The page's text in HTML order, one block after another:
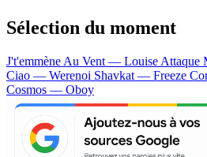
Sélection du moment
J't'emmène Au Vent — Louise Attaque
Ciao — Werenoi Shavkat — Freeze
Cosmos — Oboy